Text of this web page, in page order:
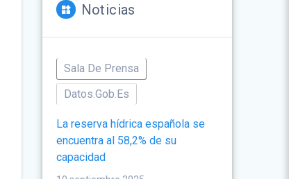
Noticias
Sala De Prensa
Datos.gob.es
La reserva hídrica española se
encuentra al 58,2% de su
capacidad